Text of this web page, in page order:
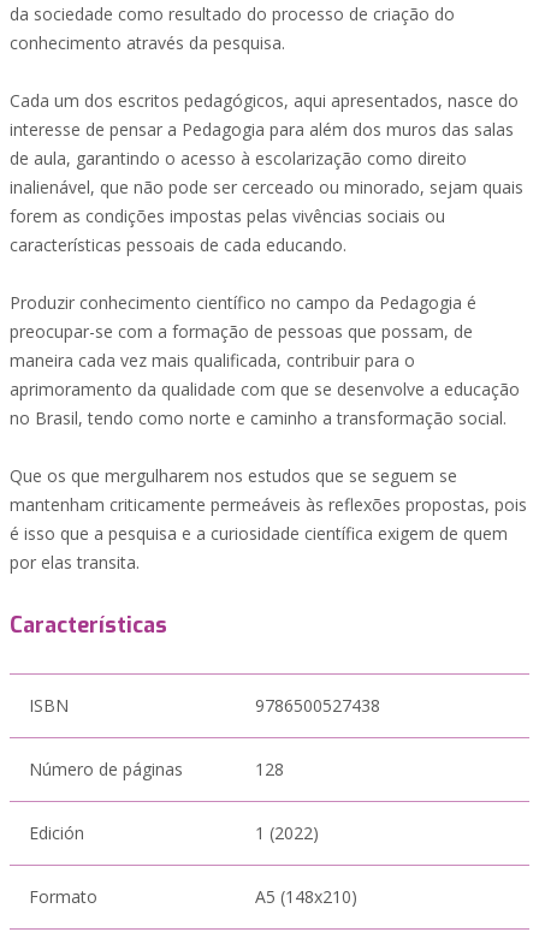
da sociedade como resultado do processo de criação do
conhecimento através da pesquisa.
Cada um dos escritos pedagógicos, aqui apresentados, nasce do
interesse de pensar a Pedagogia para além dos muros das salas
de aula, garantindo o acesso à escolarização como direito
inalienável, que não pode ser cerceado ou minorado, sejam quais
forem as condições impostas pelas vivências sociais ou
características pessoais de cada educando.
Produzir conhecimento científico no campo da Pedagogia é
preocupar-se com a formação de pessoas que possam, de
maneira cada vez mais qualificada, contribuir para o
aprimoramento da qualidade com que se desenvolve a educação
no Brasil, tendo como norte e caminho a transformação social.
Que os que mergulharem nos estudos que se seguem se
mantenham criticamente permeáveis às reflexões propostas, pois
é isso que a pesquisa e a curiosidade científica exigem de quem
por elas transita.
Características
ISBN 9786500527438
Número de páginas 128
Edición 1 (2022)
Formato A5 (148x210)